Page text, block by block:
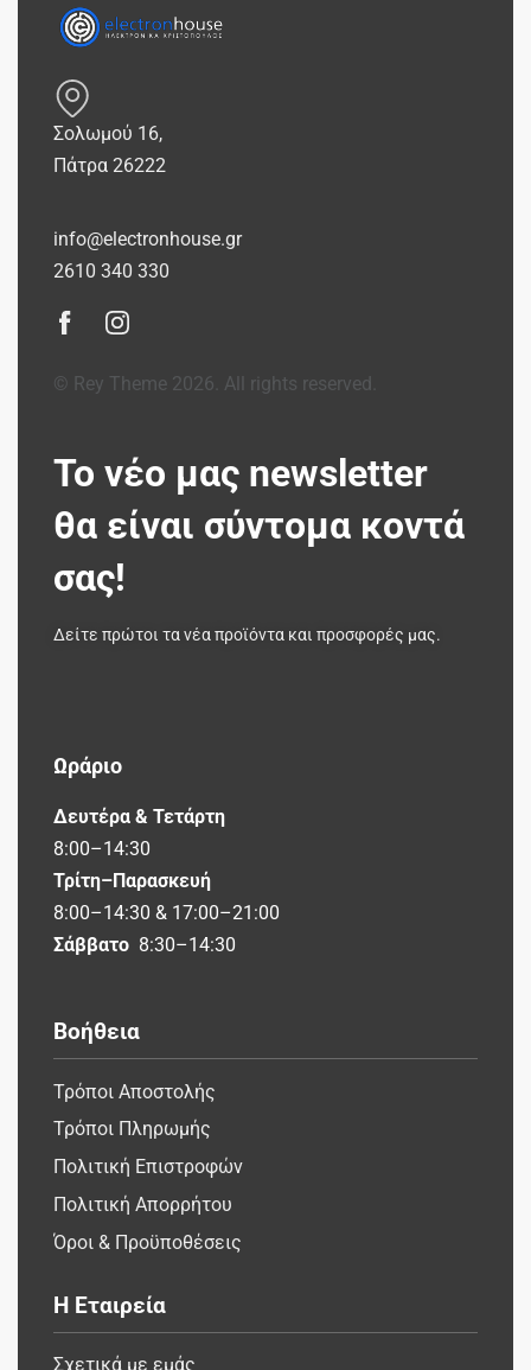
Σολωμού 16,
Πάτρα 26222
info@electronhouse.gr
2610 340 330
© Rey Theme 2026. All rights reserved.
Το νέο μας newsletter
θα είναι σύντομα κοντά
σας!
Δείτε πρώτοι τα νέα προϊόντα και προσφορές μας.
Ωράριο
Δευτέρα & Τετάρτη
8:00–14:30
Τρίτη–Παρασκευή
8:00–14:30 & 17:00–21:00
Σάββατο 8:30–14:30
Βοήθεια
Τρόποι Αποστολής
Τρόποι Πληρωμής
Πολιτική Επιστροφών
Πολιτική Απορρήτου
Όροι & Προϋποθέσεις
Η Εταιρεία
Σχετικά με εμάς